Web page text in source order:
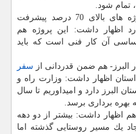
تمام شود.
ایشان سپس با بیان این كه پروژه های بالای 70 درصد پیشرفت
اظهار داشت: این پروژه هم
آن كار فنی است كه باید
البرز- هم ضمن قدردانی از سفر
اظهار داشت: وزارت راه و
البرز دارد و امیداوریم تا سال
اظهار داشت: بیشتر از دو دهه
یك مسیر روستایی گذشته اما